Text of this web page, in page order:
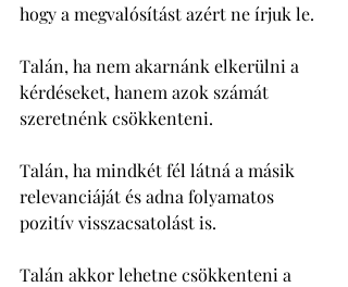
hogy a megvalósítást azért ne írjuk le.
Talán, ha nem akarnánk elkerülni a
kérdéseket, hanem azok számát
szeretnénk csökkenteni.
Talán, ha mindkét fél látná a másik
relevanciáját és adna folyamatos
pozitív visszacsatolást is.
Talán akkor lehetne csökkenteni a